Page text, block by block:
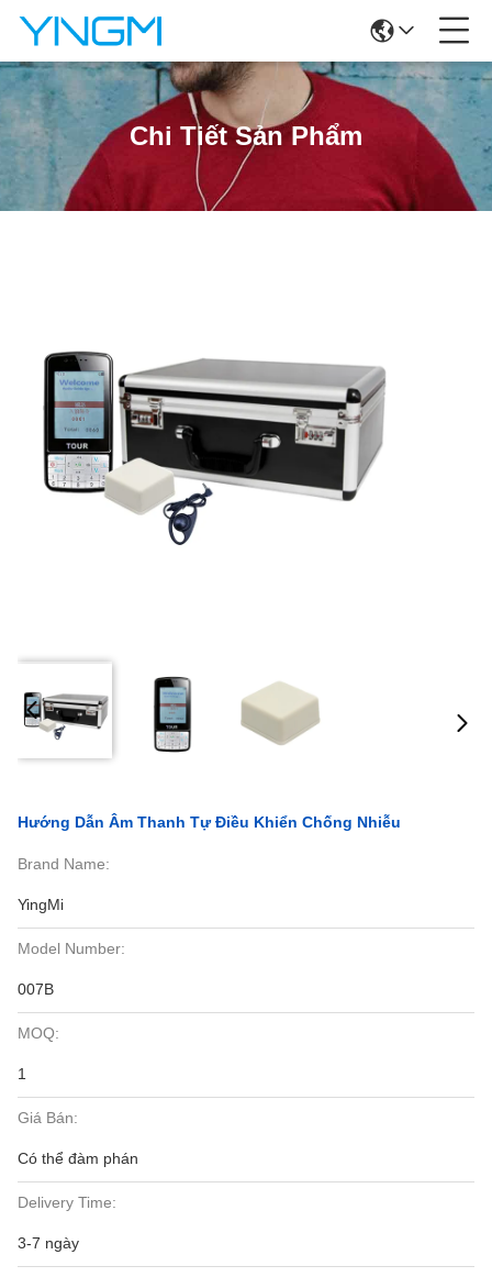
Chi Tiết Sản Phẩm
Hướng Dẫn Âm Thanh Tự Điều Khiển Chống Nhiễu
Brand Name:
YingMi
Model Number:
007B
MOQ:
1
Giá Bán:
Có thể đàm phán
Delivery Time:
3-7 ngày